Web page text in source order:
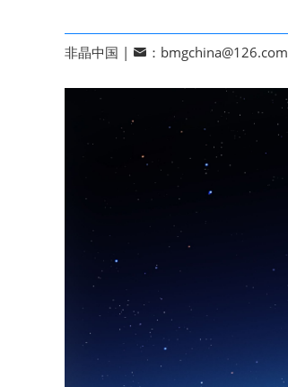
非晶中国 | ：bmgchina@126.com